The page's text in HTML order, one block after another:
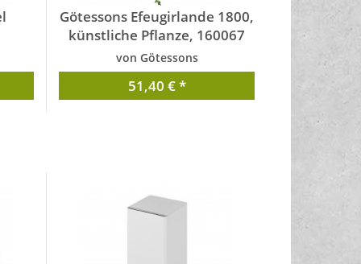
Götessons Efeugirlande 1800,
künstliche Pflanze, 160067
von Götessons
51,40 € *